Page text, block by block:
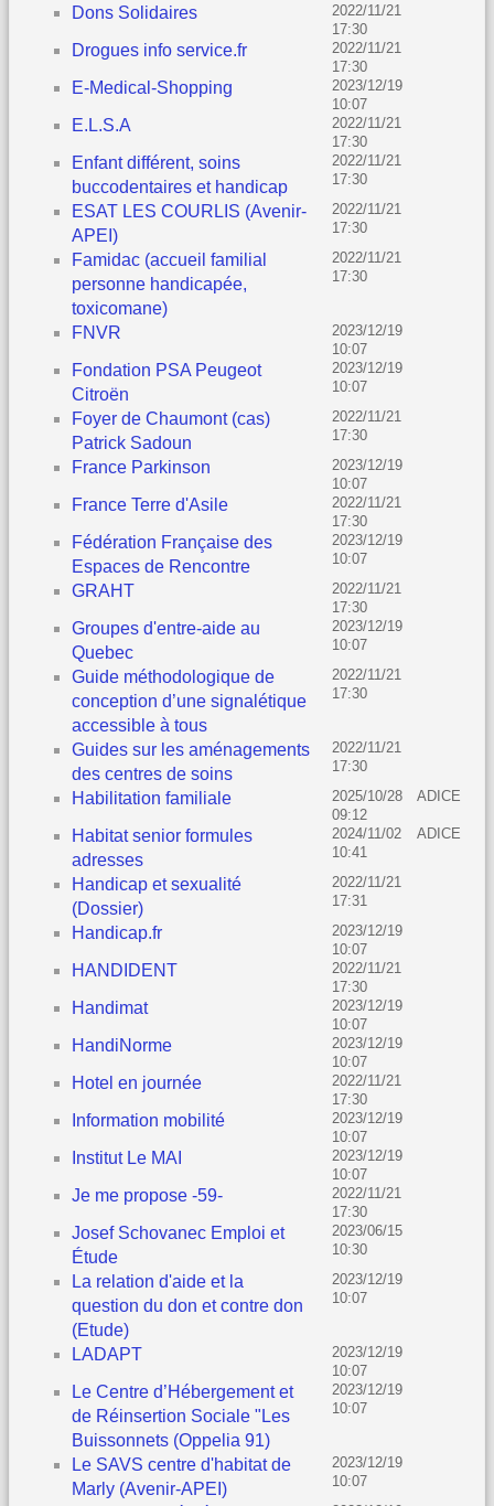
Dons Solidaires
2022/11/21
17:30
Drogues info service.fr
2022/11/21
17:30
E-Medical-Shopping
2023/12/19
10:07
E.L.S.A
2022/11/21
17:30
Enfant différent, soins
buccodentaires et handicap
2022/11/21
17:30
ESAT LES COURLIS (Avenir-
APEI)
2022/11/21
17:30
Famidac (accueil familial
personne handicapée,
toxicomane)
2022/11/21
17:30
FNVR
2023/12/19
10:07
Fondation PSA Peugeot
Citroën
2023/12/19
10:07
Foyer de Chaumont (cas)
Patrick Sadoun
2022/11/21
17:30
France Parkinson
2023/12/19
10:07
France Terre d'Asile
2022/11/21
17:30
Fédération Française des
Espaces de Rencontre
2023/12/19
10:07
GRAHT
2022/11/21
17:30
Groupes d'entre-aide au
Quebec
2023/12/19
10:07
Guide méthodologique de
conception d’une signalétique
accessible à tous
2022/11/21
17:30
Guides sur les aménagements
des centres de soins
2022/11/21
17:30
Habilitation familiale
2025/10/28
09:12
ADICE
Habitat senior formules
adresses
2024/11/02
10:41
ADICE
Handicap et sexualité
(Dossier)
2022/11/21
17:31
Handicap.fr
2023/12/19
10:07
HANDIDENT
2022/11/21
17:30
Handimat
2023/12/19
10:07
HandiNorme
2023/12/19
10:07
Hotel en journée
2022/11/21
17:30
Information mobilité
2023/12/19
10:07
Institut Le MAI
2023/12/19
10:07
Je me propose -59-
2022/11/21
17:30
Josef Schovanec Emploi et
Étude
2023/06/15
10:30
La relation d'aide et la
question du don et contre don
(Etude)
2023/12/19
10:07
LADAPT
2023/12/19
10:07
Le Centre d’Hébergement et
de Réinsertion Sociale "Les
Buissonnets (Oppelia 91)
2023/12/19
10:07
Le SAVS centre d'habitat de
Marly (Avenir-APEI)
2023/12/19
10:07